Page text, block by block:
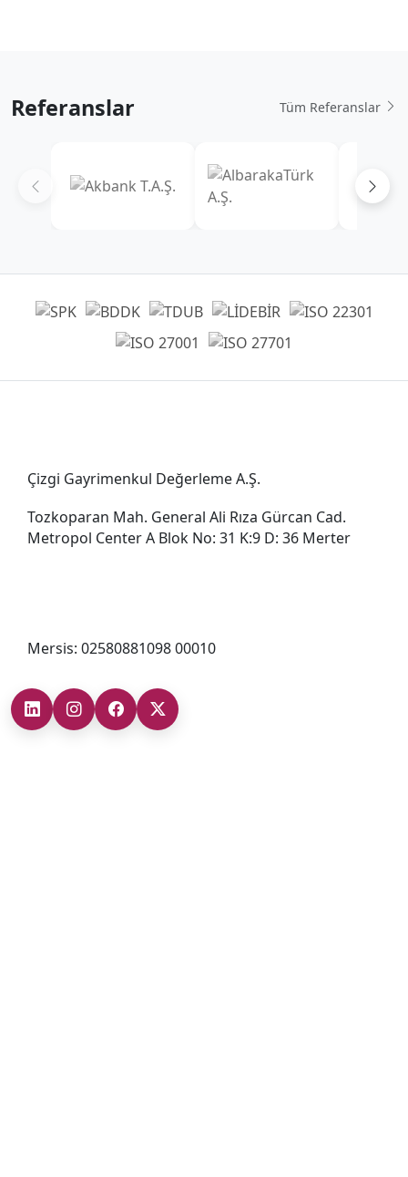
Referanslar Tüm Referanslar
Çizgi Gayrimenkul Değerleme A.Ş.
Tozkoparan Mah. General Ali Rıza Gürcan Cad.
Metropol Center A Blok No: 31 K:9 D: 36 Merter
Mersis: 02580881098 00010